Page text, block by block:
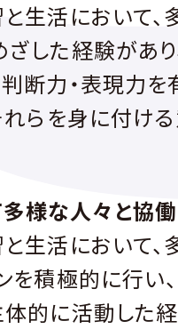
生活において
した経験があ
断力・表現力を
れらを身に付け
様な人々と協
生活において
を積極的に行い
的に活動した経